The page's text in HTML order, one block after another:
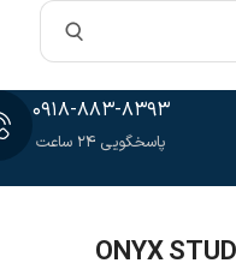
0918-883-8393
پاسخگویی 24 ساعت